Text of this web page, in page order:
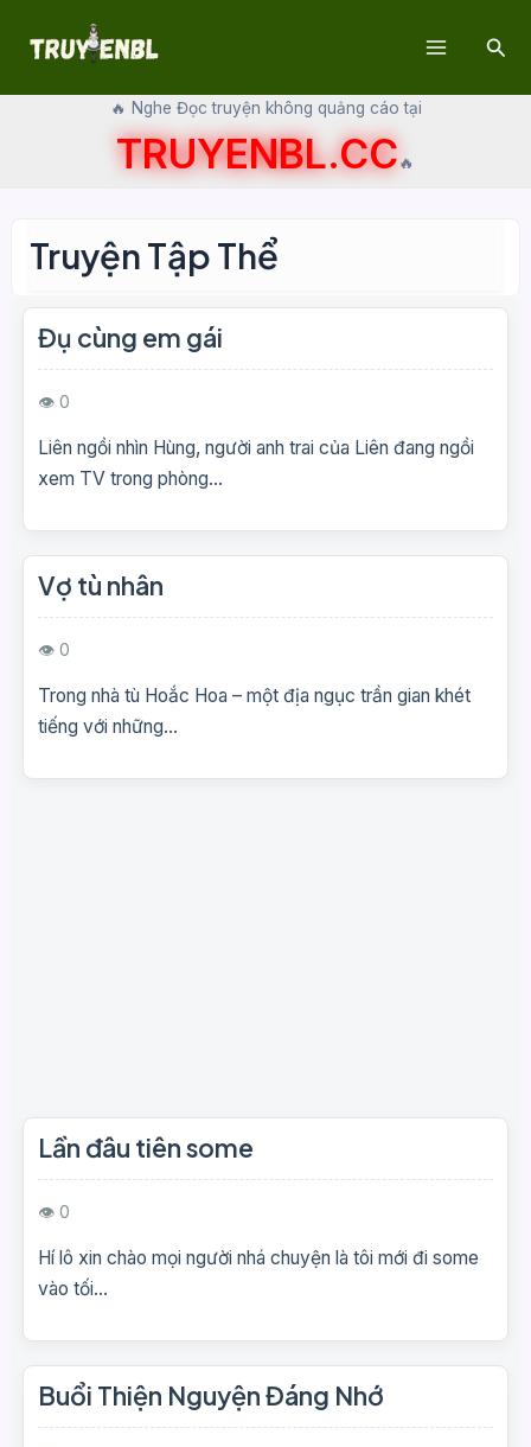
🔥 Nghe Đọc truyện không quảng cáo tại
TRUYENBL.CC🔥
Truyện Tập Thể
Đụ cùng em gái
👁 0
Liên ngồi nhìn Hùng, người anh trai của Liên đang ngồi
xem TV trong phòng...
Vợ tù nhân
👁 0
Trong nhà tù Hoắc Hoa – một địa ngục trần gian khét
tiếng với những...
Lần đâu tiên some
👁 0
Hí lô xin chào mọi người nhá chuyện là tôi mới đi some
vào tối...
Buổi Thiện Nguyện Đáng Nhớ